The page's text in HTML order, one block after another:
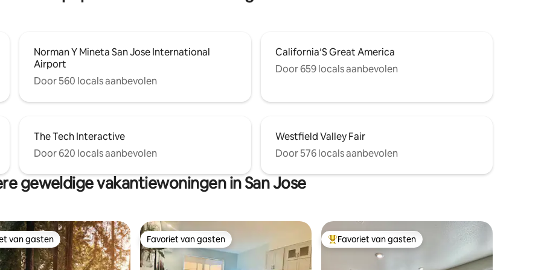
Norman Y Mineta San Jose International
Airport
Door 560 locals aanbevolen
California’S Great America
Door 659 locals aanbevolen
The Tech Interactive
Door 620 locals aanbevolen
Westfield Valley Fair
Door 576 locals aanbevolen
geweldige vakantiewoningen in San Jose
van gasten
van gasten Favoriet van gasten
Favoriet van gasten Topfavoriet van gasten
Favoriet van gasten